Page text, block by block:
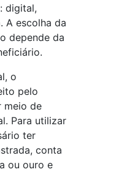
digital,
A escolha da
depende da
o
pelo
meio de
Para utilizar
ter
conta
ou ouro e